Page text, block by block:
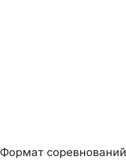
Формат соревнований